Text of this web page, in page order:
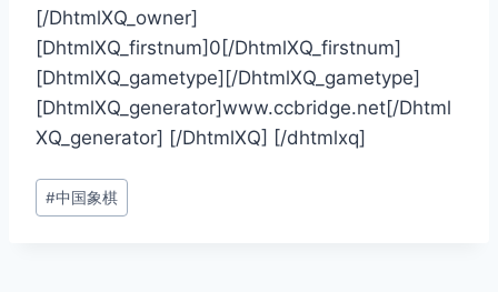
[/DhtmlXQ_owner]
[DhtmlXQ_firstnum]0[/DhtmlXQ_firstnum]
[DhtmlXQ_gametype][/DhtmlXQ_gametype]
[DhtmlXQ_generator]www.ccbridge.net[/Dhtml
XQ_generator] [/DhtmlXQ] [/dhtmlxq]
文
章
#中国象棋